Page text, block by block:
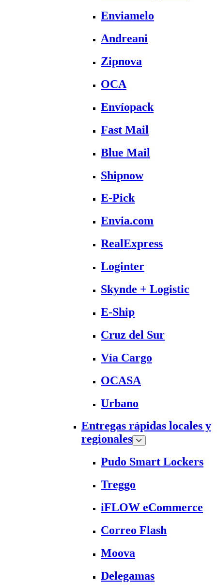
Enviamelo
Andreani
Zipnova
OCA
Envíopack
Fast Mail
Blue Mail
Shipnow
E-Pick
Envia.com
RealExpress
Loginter
Skynde + Logistic
E-Ship
Cruz del Sur
Vía Cargo
OCASA
Urbano
Entregas rápidas locales y
regionales
Pudo Smart Lockers
Treggo
iFLOW eCommerce
Correo Flash
Moova
Delegamas